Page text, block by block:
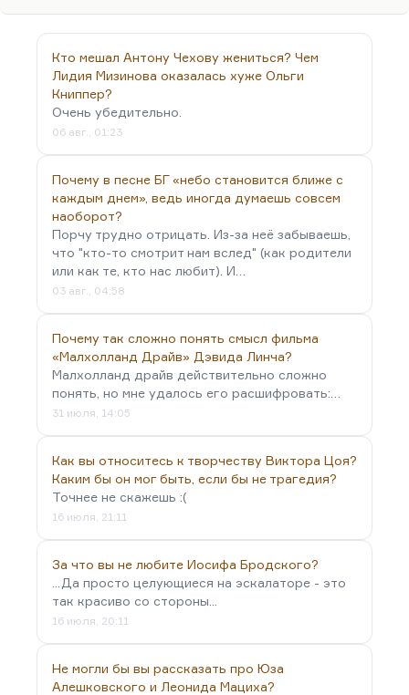
проходит. Это от любой мигрени помогает, от
депрессии. Пересмотрите «Солярис» в плохом
настроении — и вы будете потрясены, какой это
волшебный мир! Я считаю, что визуально это
самый…
Кто мешал Антону Чехову жениться? Чем
Лидия Мизинова оказалась хуже Ольги
Книппер?
Очень убедительно.
06 авг., 01:23
Почему в песне БГ «небо становится ближе с
каждым днем», ведь иногда думаешь совсем
наоборот?
Порчу трудно отрицать. Из-за неё забываешь,
что "кто-то смотрит нам вслед" (как родители
или как те, кто нас любит). И…
03 авг., 04:58
Почему так сложно понять смысл фильма
«Малхолланд Драйв» Дэвида Линча?
Малхолланд драйв действительно сложно
понять, но мне удалось его расшифровать:…
31 июля, 14:05
Как вы относитесь к творчеству Виктора Цоя?
Каким бы он мог быть, если бы не трагедия?
Точнее не скажешь :(
16 июля, 21:11
За что вы не любите Иосифа Бродского?
...Да просто целующиеся на эскалаторе - это
так красиво со стороны...
16 июля, 20:11
Не могли бы вы рассказать про Юза
Алешковского и Леонида Мациха?